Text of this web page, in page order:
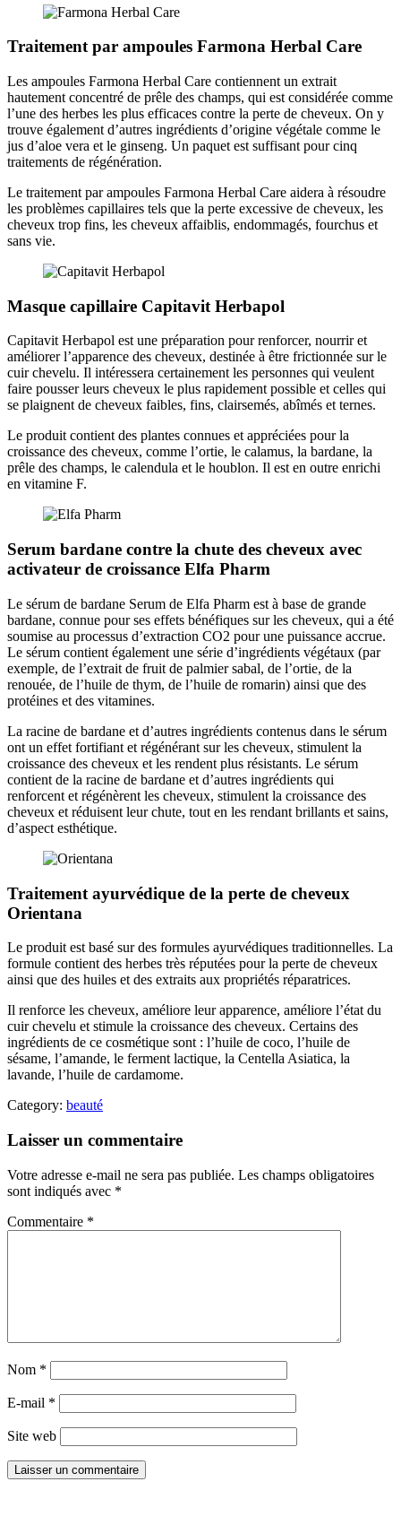
Traitement par ampoules Farmona Herbal Care
Les ampoules Farmona Herbal Care contiennent un extrait
hautement concentré de prêle des champs, qui est considérée comme
l’une des herbes les plus efficaces contre la perte de cheveux. On y
trouve également d’autres ingrédients d’origine végétale comme le
jus d’aloe vera et le ginseng. Un paquet est suffisant pour cinq
traitements de régénération.
Le traitement par ampoules Farmona Herbal Care aidera à résoudre
les problèmes capillaires tels que la perte excessive de cheveux, les
cheveux trop fins, les cheveux affaiblis, endommagés, fourchus et
sans vie.
Masque capillaire Capitavit Herbapol
Capitavit Herbapol est une préparation pour renforcer, nourrir et
améliorer l’apparence des cheveux, destinée à être frictionnée sur le
cuir chevelu. Il intéressera certainement les personnes qui veulent
faire pousser leurs cheveux le plus rapidement possible et celles qui
se plaignent de cheveux faibles, fins, clairsemés, abîmés et ternes.
Le produit contient des plantes connues et appréciées pour la
croissance des cheveux, comme l’ortie, le calamus, la bardane, la
prêle des champs, le calendula et le houblon. Il est en outre enrichi
en vitamine F.
Serum bardane contre la chute des cheveux avec
activateur de croissance Elfa Pharm
Le sérum de bardane Serum de Elfa Pharm est à base de grande
bardane, connue pour ses effets bénéfiques sur les cheveux, qui a été
soumise au processus d’extraction CO2 pour une puissance accrue.
Le sérum contient également une série d’ingrédients végétaux (par
exemple, de l’extrait de fruit de palmier sabal, de l’ortie, de la
renouée, de l’huile de thym, de l’huile de romarin) ainsi que des
protéines et des vitamines.
La racine de bardane et d’autres ingrédients contenus dans le sérum
ont un effet fortifiant et régénérant sur les cheveux, stimulent la
croissance des cheveux et les rendent plus résistants. Le sérum
contient de la racine de bardane et d’autres ingrédients qui
renforcent et régénèrent les cheveux, stimulent la croissance des
cheveux et réduisent leur chute, tout en les rendant brillants et sains,
d’aspect esthétique.
Traitement ayurvédique de la perte de cheveux
Orientana
Le produit est basé sur des formules ayurvédiques traditionnelles. La
formule contient des herbes très réputées pour la perte de cheveux
ainsi que des huiles et des extraits aux propriétés réparatrices.
Il renforce les cheveux, améliore leur apparence, améliore l’état du
cuir chevelu et stimule la croissance des cheveux. Certains des
ingrédients de ce cosmétique sont : l’huile de coco, l’huile de
sésame, l’amande, le ferment lactique, la Centella Asiatica, la
lavande, l’huile de cardamome.
Category: beauté
Laisser un commentaire
Votre adresse e-mail ne sera pas publiée. Les champs obligatoires
sont indiqués avec *
Commentaire *
Nom *
E-mail *
Site web